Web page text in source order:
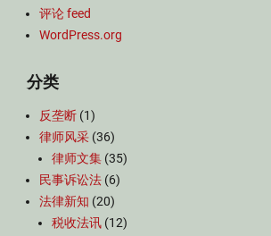
评论 feed
WordPress.org
分类
反垄断 (1)
律师风采 (36)
律师文集 (35)
民事诉讼法 (6)
法律新知 (20)
税收法讯 (12)